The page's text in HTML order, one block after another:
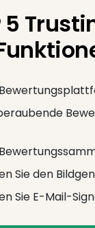
5
Sie den
Sie E-Mail-